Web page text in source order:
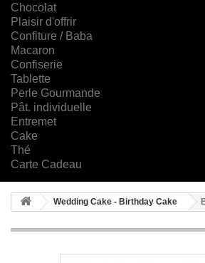
Chocolat
Plaisir d'offrir
Confiture / Baba
Macaron
Confiserie
Tablette
Perle Gourmande
Pât. individuelle
Entremet
Cake
Thé
Carte Cadeau
Wedding Cake - Birthday Cake